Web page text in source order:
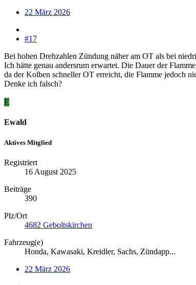
22 März 2026
#17
Bei hohen Drehzahlen Zündung näher am OT als bei
Ich hätte genau andersrum erwartet. Die Dauer der
da der Kolben schneller OT erreicht, die Flamme jedoch
Denke ich falsch?
E
Ewald
Aktives Mitglied
Registriert
16 August 2025
Beiträge
390
Plz/Ort
4682 Geboltskirchen
Fahrzeug(e)
Honda, Kawasaki, Kreidler, Sachs, Zündapp...
22 März 2026